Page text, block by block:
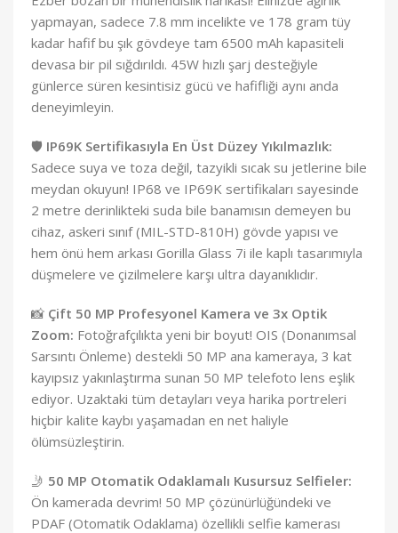
yapmayan, sadece 7.8 mm incelikte ve 178 gram tüy
kadar hafif bu şık gövdeye tam 6500 mAh kapasiteli
devasa bir pil sığdırıldı. 45W hızlı şarj desteğiyle
günlerce süren kesintisiz gücü ve hafifliği aynı anda
deneyimleyin.
🛡️ IP69K Sertifikasıyla En Üst Düzey Yıkılmazlık:
Sadece suya ve toza değil, tazyikli sıcak su jetlerine bile
meydan okuyun! IP68 ve IP69K sertifikaları sayesinde
2 metre derinlikteki suda bile banamısın demeyen bu
cihaz, askeri sınıf (MIL-STD-810H) gövde yapısı ve
hem önü hem arkası Gorilla Glass 7i ile kaplı tasarımıyla
düşmelere ve çizilmelere karşı ultra dayanıklıdır.
📸 Çift 50 MP Profesyonel Kamera ve 3x Optik
Zoom: Fotoğrafçılıkta yeni bir boyut! OIS (Donanımsal
Sarsıntı Önleme) destekli 50 MP ana kameraya, 3 kat
kayıpsız yakınlaştırma sunan 50 MP telefoto lens eşlik
ediyor. Uzaktaki tüm detayları veya harika portreleri
hiçbir kalite kaybı yaşamadan en net haliyle
ölümsüzleştirin.
🤳 50 MP Otomatik Odaklamalı Kusursuz Selfieler:
Ön kamerada devrim! 50 MP çözünürlüğündeki ve
PDAF (Otomatik Odaklama) özellikli selfie kamerası